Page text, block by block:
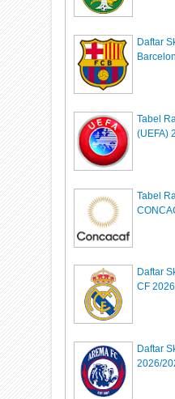
Daftar
Tabel
(UEFA)
Tabel
Daftar
CF
Daftar
2026/